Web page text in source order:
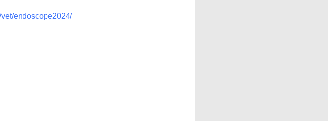
endoscope2024/